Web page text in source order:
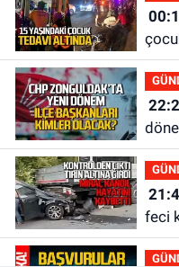
feci